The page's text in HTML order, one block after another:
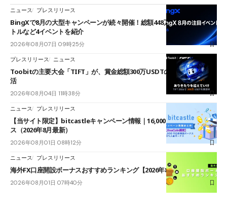
ニュース プレスリリース
BingXで8月の大型キャンペーンが続々開催！総額448万USDT超のAIバ
トルなど4イベントを紹介
2026年08月07日 09時25分
プレスリリース ニュース
Toobitの主要大会「TIFT」が、賞金総額300万USDTのレースとして復
活
2026年08月04日 11時38分
ニュース プレスリリース
【当サイト限定】bitcastleキャンペーン情報｜16,000円口座開設ボーナ
ス（2026年8月最新）
2026年08月01日 08時12分
ニュース プレスリリース
海外FX口座開設ボーナスおすすめランキング【2026年8月最新】
2026年08月01日 07時40分